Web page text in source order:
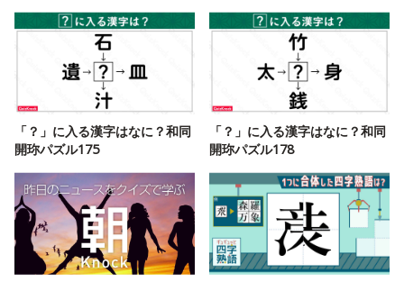
「？」に入る漢字はなに？和同
開珎パズル175
「？」に入る漢字はなに？和同
開珎パズル178